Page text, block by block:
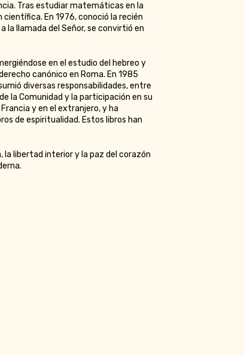
Tras estudiar matemáticas en la
En 1976, conoció la recién
la llamada del Señor, se convirtió en
en el estudio del hebreo y
canónico en Roma. En 1985
diversas responsabilidades, entre
la Comunidad y la participación en su
y en el extranjero, y ha
de espiritualidad. Estos libros han
la libertad interior y la paz del corazón